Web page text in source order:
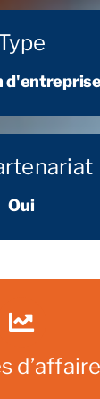
Oui